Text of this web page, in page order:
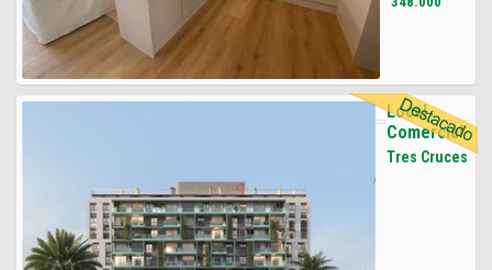
Local
Comercial
Tres Cruces